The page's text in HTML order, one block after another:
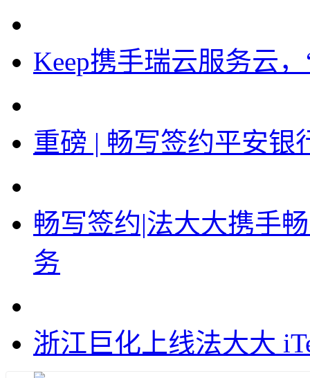
Keep携手瑞云服务云
重磅 | 畅写签约平安银
畅写签约|法大大携手
务
浙江巨化上线法大大